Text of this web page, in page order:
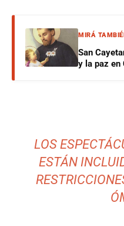
MIRÁ
San
y la paz en
LOS
ESTÁN